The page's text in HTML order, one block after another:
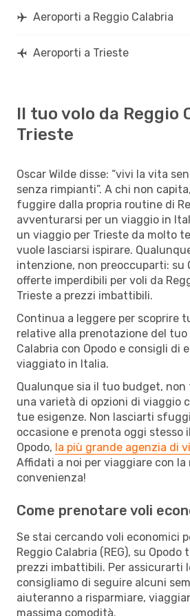
Aeroporti a Reggio Calabria
Aeroporti a Trieste
Il tuo volo da Reggio
Trieste
Oscar Wilde disse: “vivi la vita
senza rimpianti”. A chi non
fuggire dalla propria routine di
avventurarsi per un viaggio in
un viaggio per Trieste da molto
vuole lasciarsi ispirare.
intenzione, non preoccuparti: su
offerte imperdibili per voli da
Trieste a prezzi imbattibili.
Continua a leggere per scoprire
relative alla prenotazione del tuo
Calabria con Opodo e consigli di
viaggiato in Italia.
Qualunque sia il tuo budget, non
una varietà di opzioni di viaggio
tue esigenze. Non lasciarti
occasione e prenota oggi stesso
Opodo, la più grande agenzia di
Affidati a noi per viaggiare con la
convenienza!
Come prenotare voli
Se stai cercando voli economici
Reggio Calabria (REG), su
prezzi imbattibili. Per assicurarti
consigliamo di seguire alcuni
aiuteranno a risparmiare,
massima comodità.